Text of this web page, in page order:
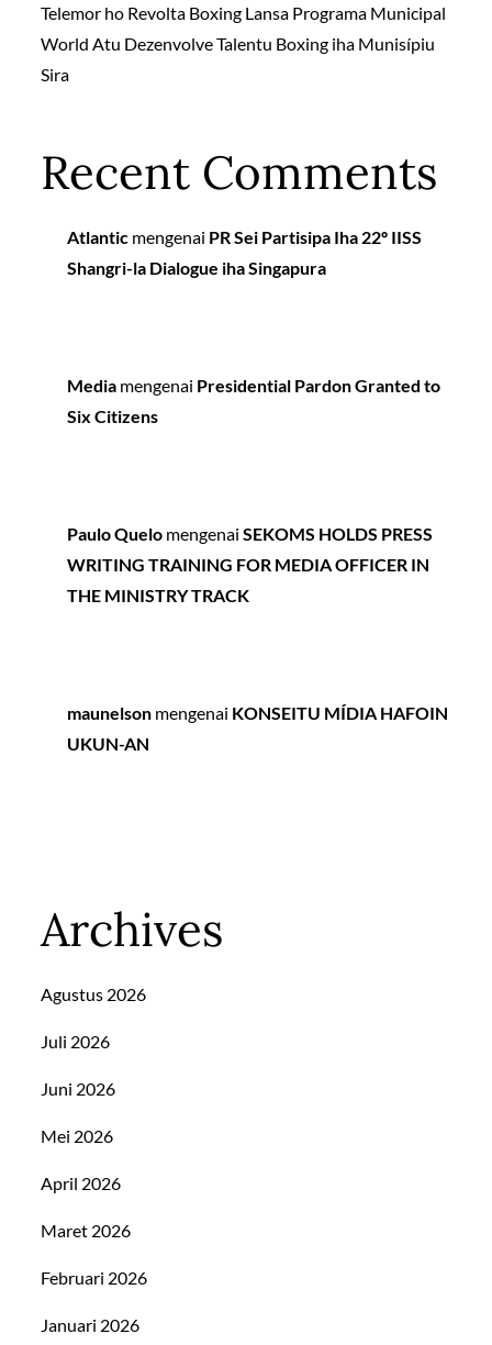
Telemor ho Revolta Boxing Lansa Programa Municipal
World Atu Dezenvolve Talentu Boxing iha Munisípiu
Sira
Recent Comments
Atlantic mengenai PR Sei Partisipa Iha 22º IISS
Shangri-la Dialogue iha Singapura
Media mengenai Presidential Pardon Granted to
Six Citizens
Paulo Quelo mengenaiSEKOMS HOLDS PRESS
WRITING TRAINING FOR MEDIA OFFICER IN
THE MINISTRY TRACK
maunelson mengenai KONSEITU MÍDIA HAFOIN
UKUN-AN
Archives
Agustus 2026
Juli 2026
Juni 2026
Mei 2026
April 2026
Maret 2026
Februari 2026
Januari 2026